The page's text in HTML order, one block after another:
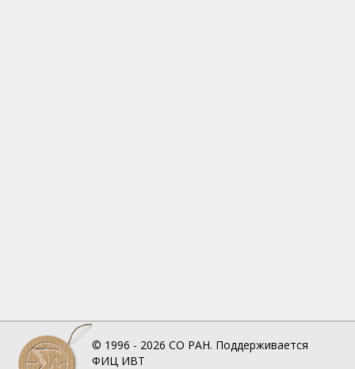
© 1996 - 2026 СО РАН. Поддерживается
ФИЦ ИВТ